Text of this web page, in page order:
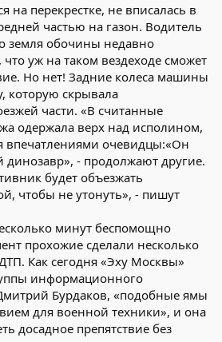
на перекрестке, не вписалась в
частью на газон. Водитель
земля обочины недавно
что уж на таком вездеходе сможет
Но нет! Задние колеса машины
которую скрывала
части. «В считанные
одержала верх над исполином,
впечатлениями очевидцы:«Он
динозавр», - продолжают другие.
будет объезжать
чтобы не утонуть», - пишут
минут беспомощно
прохожие сделали несколько
Как сегодня «Эху Москвы»
информационного
Бурдаков, «подобные ямы
для военной техники», и она
досадное препятствие без